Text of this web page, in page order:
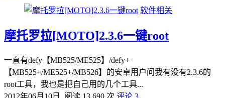
软件相关
摩托罗拉[MOTO]2.3.6一键root
一直有defy【MB525/ME525】/defy+
【MB525+/ME525+/MB526】的安卓用户问我有没有2.3.6的
root工具，我也是把自己用的几个工具...
2012年06月10日
阅读 13,690 次 评论 3